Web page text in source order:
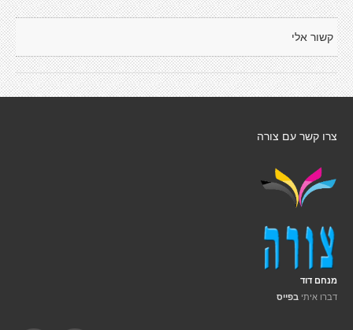
קשור אלי
צרו קשר עם צורה
מנחם דוד
דברו איתי בפייס